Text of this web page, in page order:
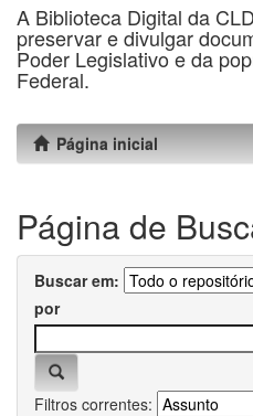
A Biblioteca Digital da
preservar e divulgar
Poder Legislativo e da
Federal.
Página inicial
Página de
Buscar em:
por
Filtros correntes: